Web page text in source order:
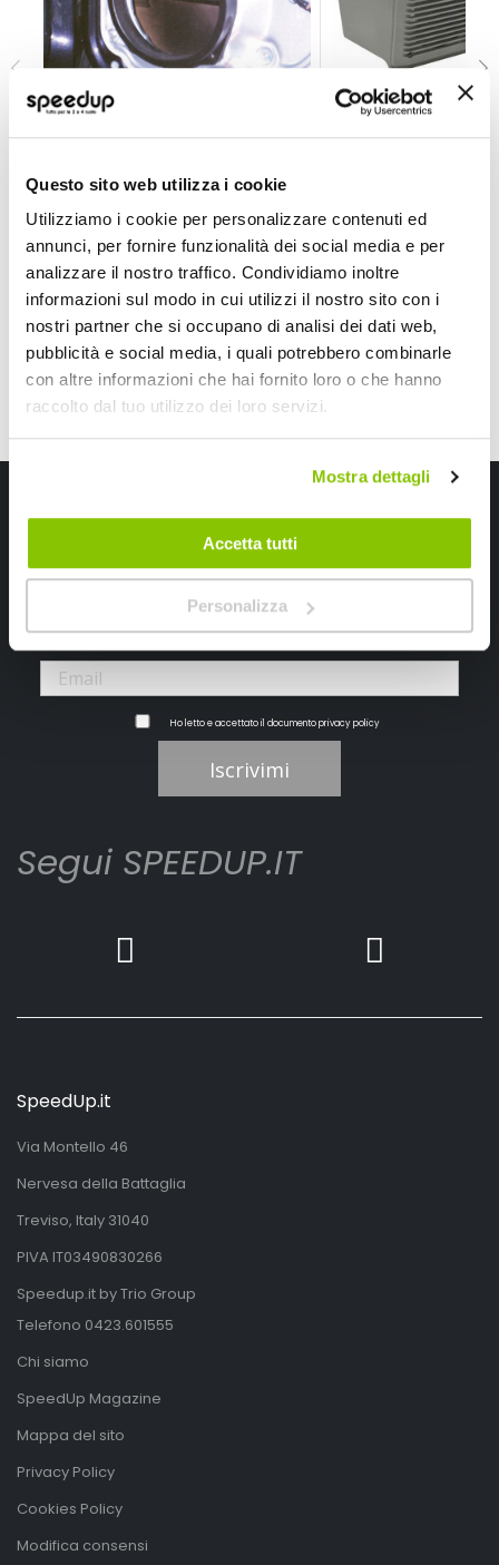
Questo sito web utilizza i cookie
Utilizziamo i cookie per personalizzare contenuti ed
annunci, per fornire funzionalità dei social media e per
analizzare il nostro traffico. Condividiamo inoltre
informazioni sul modo in cui utilizzi il nostro sito con i
nostri partner che si occupano di analisi dei dati web,
pubblicità e social media, i quali potrebbero combinarle
con altre informazioni che hai fornito loro o che hanno
raccolto dal tuo utilizzo dei loro servizi.
Mostra dettagli
Accetta tutti
Personalizza
Altoparlanti accessori Supporto per altoparlante Fiat
PHONOCAR
Prezzo
speciale
135,60 € -6%
Spedizione gratuita!
Altoparlanti
Prezzo
speciale
37,00 € -19%
Ricevi subito uno sconto del 10% per il tuo primo acquisto online!
Ho letto e accettato il documentoprivacy policy
Iscrivimi
Segui SPEEDUP.IT
SpeedUp.it
Via Montello 46
Nervesa della Battaglia
Treviso, Italy 31040
PIVA IT03490830266
Speedup.it by Trio Group
Telefono 0423.601555
Chi siamo
SpeedUp Magazine
Mappa del sito
Privacy Policy
Cookies Policy
Modifica consensi